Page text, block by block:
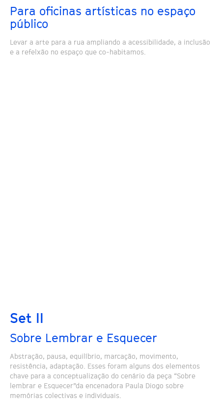
Para oficinas artísticas no espaço
público
Levar a arte para a rua ampliando a acessibilidade, a inclusão
e a refelxão no espaço que co-habitamos.
Set II
Sobre Lembrar e Esquecer
Abstração, pausa, equilíbrio, marcação, movimento,
resistência, adaptação. Esses foram alguns dos elementos
chave para a conceptualização do cenário da peça “Sobre
lembrar e Esquecer”da encenadora Paula Diogo sobre
memórias colectivas e individuais.